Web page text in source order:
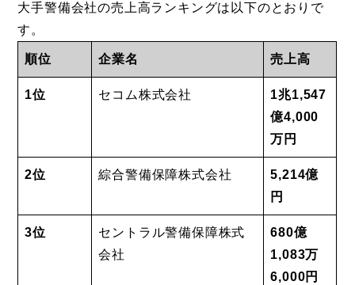
大手警備会社の売上高ランキングは以下のとおりで
す。
順位 企業名 売上高
1位 セコム株式会社
1兆1,547
億4,000
万円
2位 綜合警備保障株式会社
5,214億
円
3位
セントラル警備保障株式
会社
680億
1,083万
6,000円